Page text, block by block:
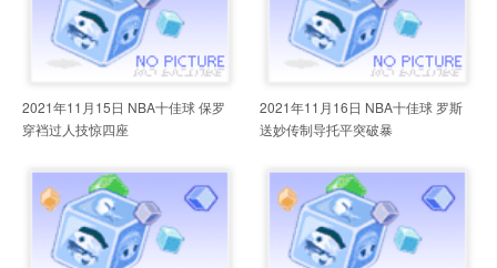
2021年11月15日 NBA十佳球 保罗
穿裆过人技惊四座
2021年11月16日 NBA十佳球 罗斯
送妙传制导托平突破暴